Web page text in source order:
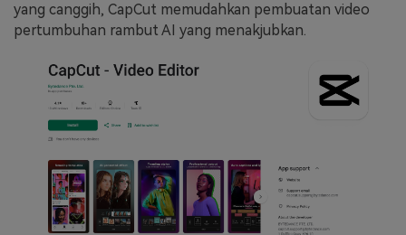
yang canggih, CapCut memudahkan pembuatan video
pertumbuhan rambut AI yang menakjubkan.